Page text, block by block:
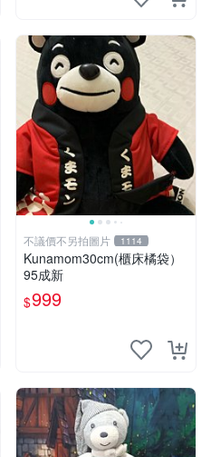
不議價不另拍圖片 1114
Kunamom30cm(櫃床橘袋）
95成新
$999